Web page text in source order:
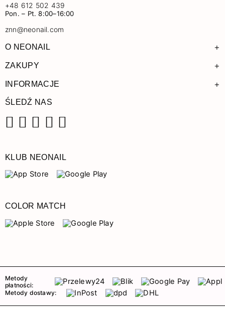
+48 612 502 439
Pon. – Pt. 8:00–16:00
znn@neonail.com
O NEONAIL +
ZAKUPY +
INFORMACJE +
ŚLEDŹ NAS
KLUB NEONAIL
COLOR MATCH
Metody
płatności:
Metody dostawy: